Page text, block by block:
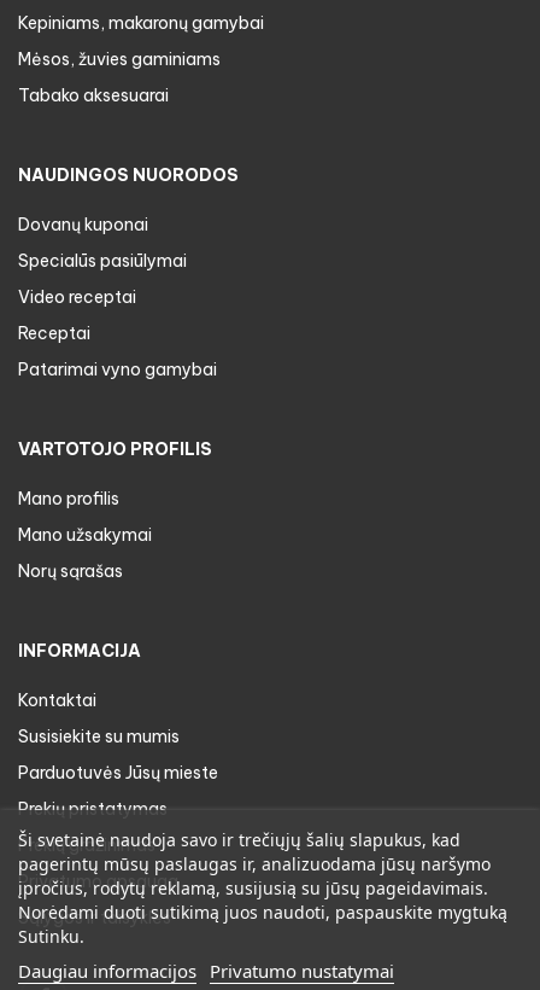
Kepiniams, makaronų gamybai
Mėsos, žuvies gaminiams
Tabako aksesuarai
NAUDINGOS NUORODOS
Dovanų kuponai
Specialūs pasiūlymai
Video receptai
Receptai
Patarimai vyno gamybai
VARTOTOJO PROFILIS
Mano profilis
Mano užsakymai
Norų sąrašas
INFORMACIJA
Kontaktai
Susisiekite su mumis
Parduotuvės Jūsų mieste
Prekių pristatymas
Prekių gražinimas
Privatumo apsauga
Sąlygos ir taisyklės
Ši svetainė naudoja savo ir trečiųjų šalių slapukus, kad
pagerintų mūsų paslaugas ir, analizuodama jūsų naršymo
įpročius, rodytų reklamą, susijusią su jūsų pageidavimais.
Norėdami duoti sutikimą juos naudoti, paspauskite mygtuką
Sutinku.
Daugiau informacijos Privatumo nustatymai